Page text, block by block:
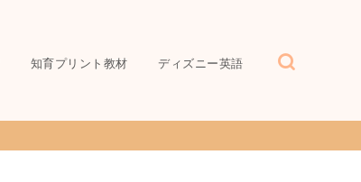
知育プリント教材 ディズニー英語